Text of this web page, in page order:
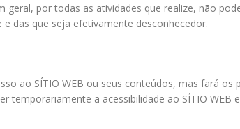
por todas as atividades que realize, não
das que seja efetivamente desconhecedor.
ao SÍTIO WEB ou seus conteúdos, mas fará os
temporariamente a acessibilidade ao SÍTIO